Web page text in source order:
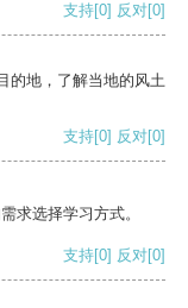
支持[0] 反对[0]
的地，了解当地的风土
支持[0] 反对[0]
求选择学习方式。
支持[0] 反对[0]